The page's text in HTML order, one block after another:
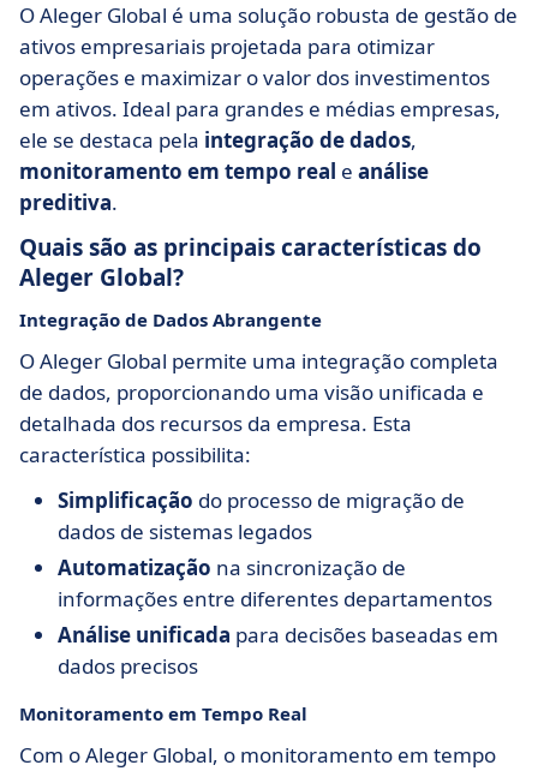
O Aleger Global é uma solução robusta de gestão de
ativos empresariais projetada para otimizar
operações e maximizar o valor dos investimentos
em ativos. Ideal para grandes e médias empresas,
ele se destaca pela integração de dados,
monitoramento em tempo real e análise
preditiva.
Quais são as principais características do
Aleger Global?
Integração de Dados Abrangente
O Aleger Global permite uma integração completa
de dados, proporcionando uma visão unificada e
detalhada dos recursos da empresa. Esta
característica possibilita:
Simplificação do processo de migração de
dados de sistemas legados
Automatização na sincronização de
informações entre diferentes departamentos
Análise unificada para decisões baseadas em
dados precisos
Monitoramento em Tempo Real
Com o Aleger Global, o monitoramento em tempo